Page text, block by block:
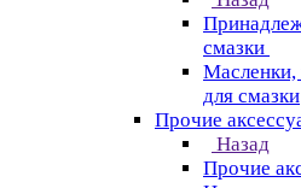
смазки
для смазки
Прочие
Назад
Прочие